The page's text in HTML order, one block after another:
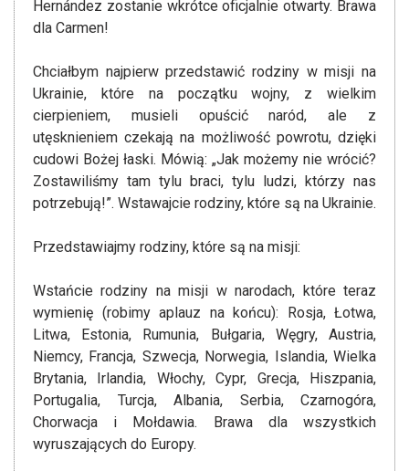
Hernández zostanie wkrótce oficjalnie otwarty. Brawa
dla Carmen!
Chciałbym najpierw przedstawić rodziny w misji na
Ukrainie, które na początku wojny, z wielkim
cierpieniem, musieli opuścić naród, ale z
utęsknieniem czekają na możliwość powrotu, dzięki
cudowi Bożej łaski. Mówią: „Jak możemy nie wrócić?
Zostawiliśmy tam tylu braci, tylu ludzi, którzy nas
potrzebują!”. Wstawajcie rodziny, które są na Ukrainie.
Przedstawiajmy rodziny, które są na misji:
Wstańcie rodziny na misji w narodach, które teraz
wymienię (robimy aplauz na końcu): Rosja, Łotwa,
Litwa, Estonia, Rumunia, Bułgaria, Węgry, Austria,
Niemcy, Francja, Szwecja, Norwegia, Islandia, Wielka
Brytania, Irlandia, Włochy, Cypr, Grecja, Hiszpania,
Portugalia, Turcja, Albania, Serbia, Czarnogóra,
Chorwacja i Mołdawia. Brawa dla wszystkich
wyruszających do Europy.